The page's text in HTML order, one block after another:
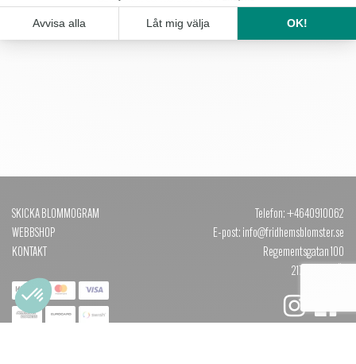
SKICKA BLOMMOGRAM
WEBBSHOP
KONTAKT
Telefon: +4640910062
E-post: info@fridhemsblomster.se
Regementsgatan 100
217 51 MALMÖ